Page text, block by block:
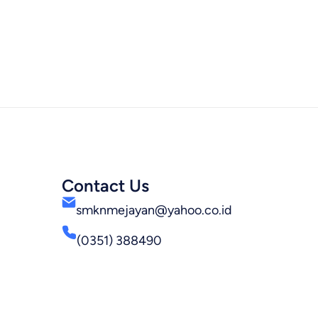
Contact Us
smknmejayan@yahoo.co.id
(0351) 388490